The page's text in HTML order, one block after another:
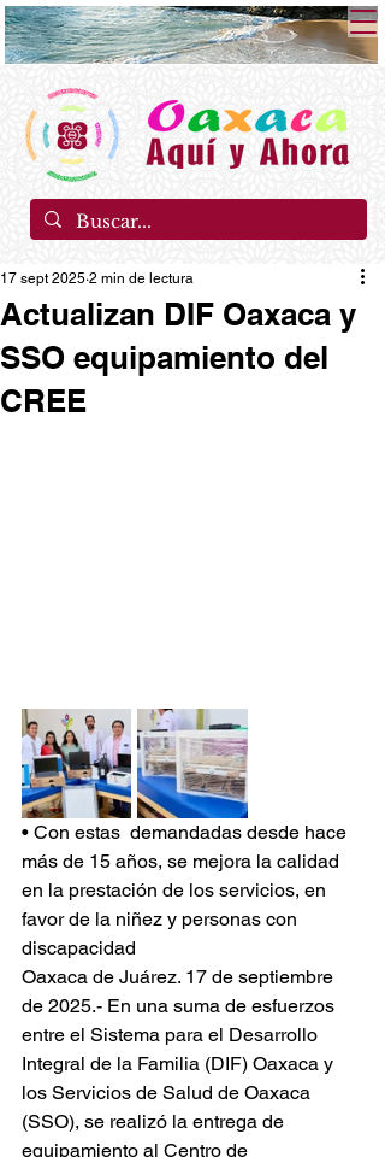
Actualizan DIF Oaxaca y
SSO equipamiento del
CREE
17 sept 2025 2 min de lectura
• Con estas  demandadas desde hace
más de 15 años, se mejora la calidad
en la prestación de los servicios, en
favor de la niñez y personas con
discapacidad
Oaxaca de Juárez. 17 de septiembre
de 2025.- En una suma de esfuerzos
entre el Sistema para el Desarrollo
Integral de la Familia (DIF) Oaxaca y
los Servicios de Salud de Oaxaca
(SSO), se realizó la entrega de
equipamiento al Centro de